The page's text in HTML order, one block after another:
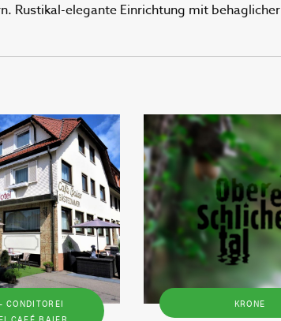
Rustikal-elegante Einrichtung mit behaglicher
CONDITOREI
KRONE